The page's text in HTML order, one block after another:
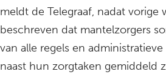
meldt de Telegraaf, nadat vorige
beschreven dat mantelzorgers
van alle regels en
naast hun zorgtaken gemiddeld